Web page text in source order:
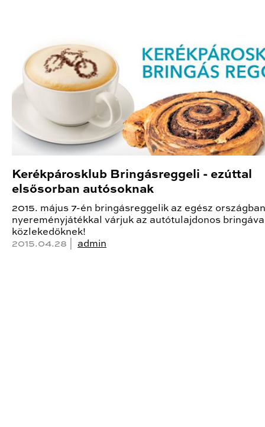
Kerékpárosklub Bringásreggeli - ezúttal
elsősorban autósoknak
2015. május 7-én bringásreggelik az egész
nyereményjátékkal várjuk az autótulajdonos
közlekedőknek!
2015.04.28 | admin